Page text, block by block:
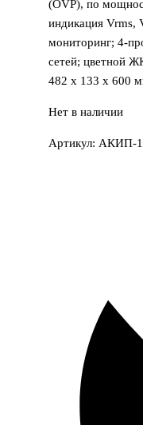
(OVP), по
индикация Vrms,
мониторинг; 4-
сетей; цветной
482 х 133 х 600
Нет в наличии
Артикул: АКИП-